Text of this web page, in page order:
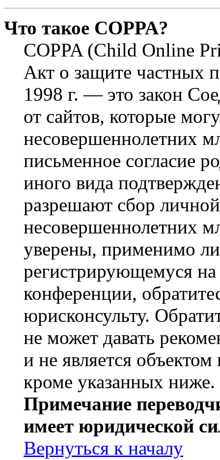
Что такое COPPA?
COPPA (Child Online
Акт о защите частных
1998 г. — это закон
от сайтов, которые
несовершеннолетних
письменное согласие
иного вида
разрешают сбор
несовершеннолетних
уверены, применимо
регистрирующемуся
конференции,
юрисконсульту.
не может давать
и не является
кроме указанных ниже.
Примечание
имеет юридической
Вернуться к началу